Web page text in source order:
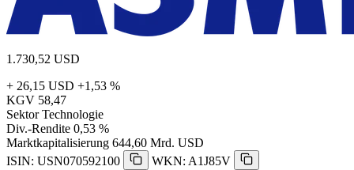
1.730,52 USD
+ 26,15 USD +1,53 %
KGV 58,47
Sektor Technologie
Div.-Rendite 0,53 %
Marktkapitalisierung 644,60 Mrd. USD
ISIN: USN070592100
WKN: A1J85V